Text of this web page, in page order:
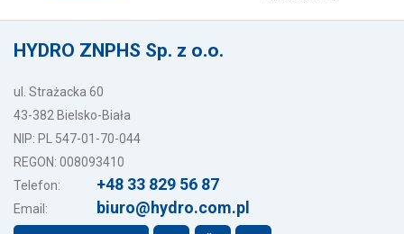
HYDRO ZNPHS Sp. z o.o.
ul. Strażacka 60
43-382 Bielsko-Biała
NIP: PL 547-01-70-044
REGON: 008093410
Telefon:
+48 33 829 56 87
Email: biuro@hydro.com.pl